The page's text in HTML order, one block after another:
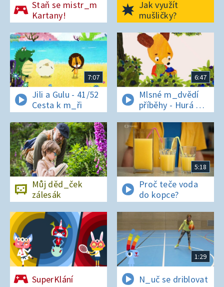
Staň se mistr_m
Kartany!
Jak využít
mušličky?
7:07
Jili a Gulu - 41/52
Cesta k m_ři
6:47
Mlsné m_dvědí
příběhy - Hurá na
bor_vky
Můj děd_ček
zálesák
5:18
Proč teče voda
do kopce?
SuperKlání
1:29
N_uč se driblovat